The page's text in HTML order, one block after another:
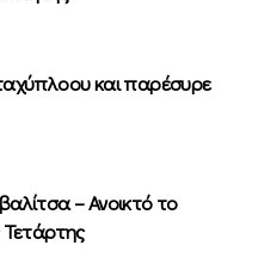
και παρέσυρε
– Ανοικτό το
Τετάρτης